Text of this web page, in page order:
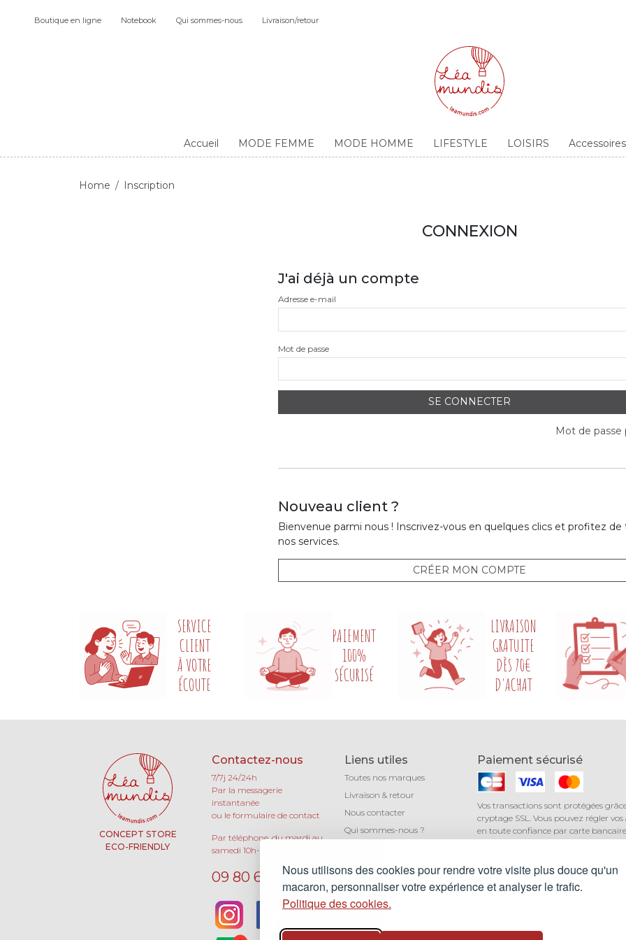
Nous utilisons des cookies pour rendre votre visite plus douce qu'un
macaron, personnaliser votre expérience et analyser le trafic.
Politique des cookies.
Boutique en ligne Notebook Qui sommes-nous Livraison/retour
Accueil MODE FEMME MODE HOMME LIFESTYLE LOISIRS
Home Inscription
CONNEXION
J'ai déjà un compte
Adresse e-mail
Mot de passe
SE CONNECTER
Mot de passe
Nouveau client ?
Bienvenue parmi nous ! Inscrivez-vous en quelques clics et profitez de
nos services.
CRÉER MON COMPTE
SERVICE
CLIENT
À VOTRE
ÉCOUTE
PAIEMENT
100%
SÉCURISÉ
LIVRAISON
GRATUITE
DÈS 70€
D'ACHAT
CONCEPT STORE
ECO-FRIENDLY
Contactez-nous
7/7j 24/24h
Par la messagerie
instantanée
ou le formulaire de contact
Par téléphone, du mardi au
samedi 10h-13h / 15h-19h au
09 80 66 63 90
Liens utiles
Toutes nos marques
Livraison & retour
Nous contacter
Qui sommes-nous ?
CGV
Mentions légales
Paiement sécurisé
Vos transactions sont protégées
cryptage SSL. Vous pouvez régler vos
en toute confiance par carte bancaire